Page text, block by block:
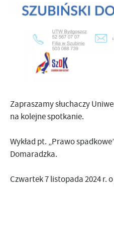
Zapraszamy słuchaczy
na kolejne spotkanie.
Wykład pt. „Prawo
Domaradzka.
Czwartek 7 listopada 2024 r.